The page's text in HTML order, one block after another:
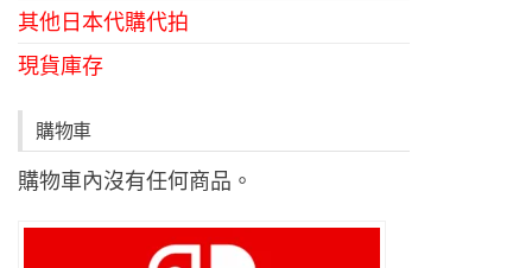
其他日本代購代拍
現貨庫存
購物車
購物車內沒有任何商品。